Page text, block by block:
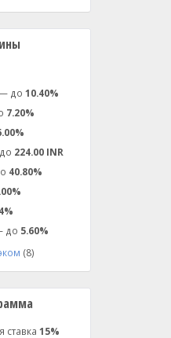
до 10.40%
7.20%
224.00 INR
40.80%
до 5.60%
(8)
ставка 15%